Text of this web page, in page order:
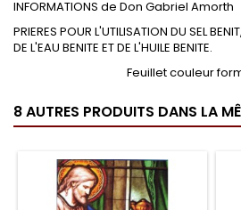
INFORMATIONS de Don Gabriel Amorth
PRIERES POUR L'UTILISATION DU SEL BENIT,
DE L'EAU BENITE ET DE L'HUILE BENITE.
Feuillet couleur
8 AUTRES PRODUITS DANS LA